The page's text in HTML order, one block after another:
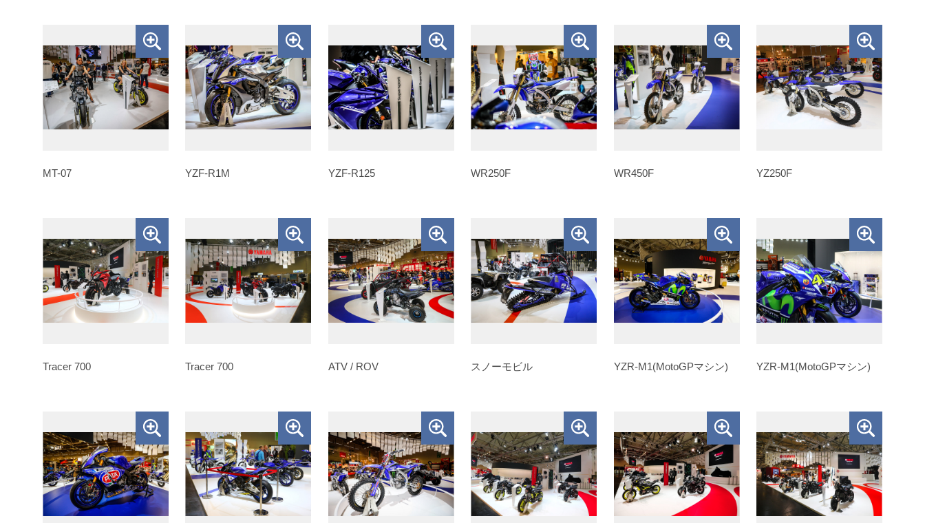
MT-07 YZF-R1M YZF-R125 WR250F WR450F YZ250F
Tracer 700 Tracer 700 ATV / ROV スノーモビル YZR-M1(MotoGPマシン) YZR-M1(MotoGPマシン)